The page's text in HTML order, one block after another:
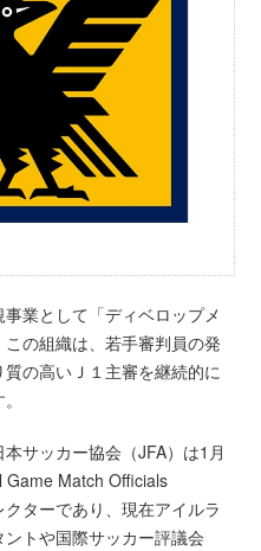
業として「ディベロップメ
の組織は、若手審判員の発
の高いＪ１主審を継続的に
サッカー協会（JFA）は1月
Game Match Officials
ターであり、現在アイルラ
トや国際サッカー評議会